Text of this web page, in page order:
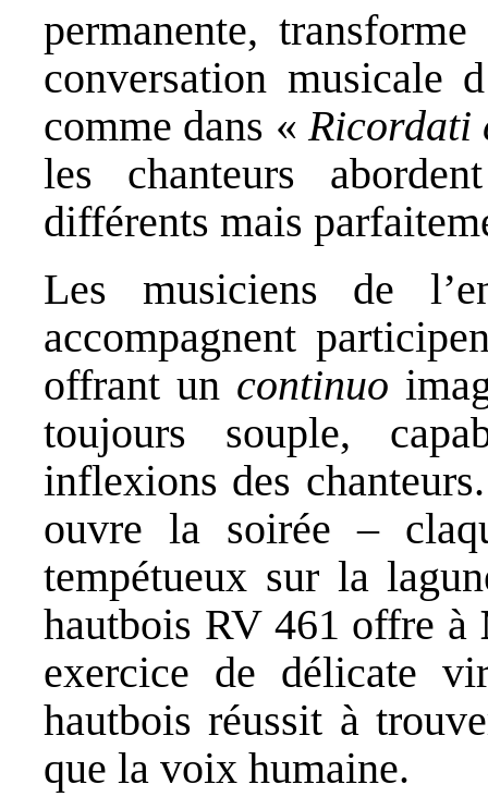
permanente,
conversation musicale
comme dans « Ricordati
les chanteurs
différents mais
Les musiciens de
accompagnent
offrant un continuo
toujours souple,
inflexions des
ouvre la soirée –
tempétueux sur la
hautbois RV 461 offre à
exercice de délicate
hautbois réussit à
que la voix humaine.